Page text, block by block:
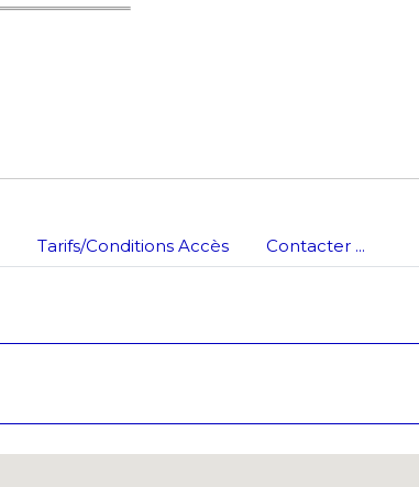
Tarifs/Conditions Accès Contacter ...